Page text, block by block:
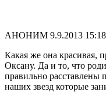
АНОНИМ 9.9.2013 15:18
Какая же она красивая,
Оксану. Да и то, что
правильно расставлены
наших звезд которые